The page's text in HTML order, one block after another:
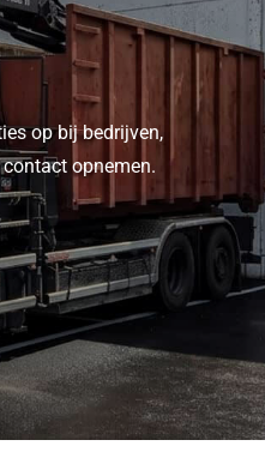
op bij bedrijven,
opnemen.